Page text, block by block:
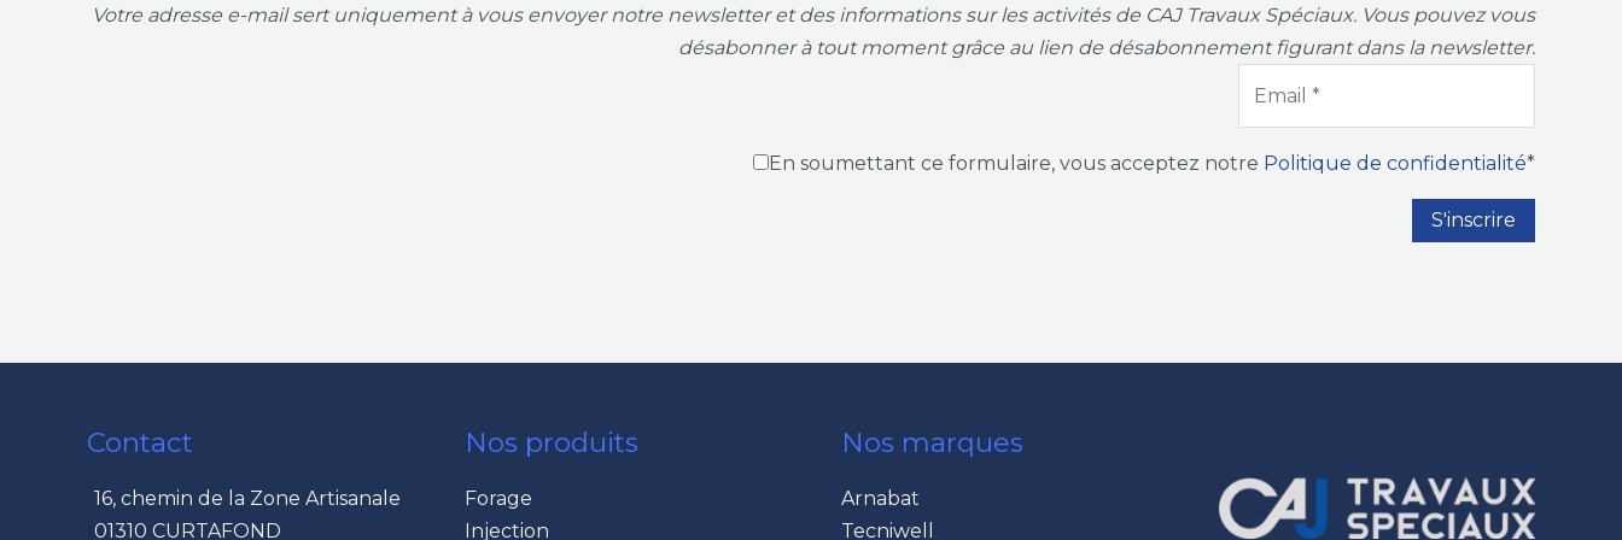
Votre adresse e-mail sert uniquement à vous envoyer notre newsletter et des informations sur les activités de CAJ Travaux Spéciaux. Vous pouvez vous
désabonner à tout moment grâce au lien de désabonnement figurant dans la newsletter.
En soumettant ce formulaire, vous acceptez notre Politique de confidentialité*
Contact
16, chemin de la Zone Artisanale
01310 CURTAFOND
Nos produits
Forage
Injection
Nos marques
Arnabat
Tecniwell